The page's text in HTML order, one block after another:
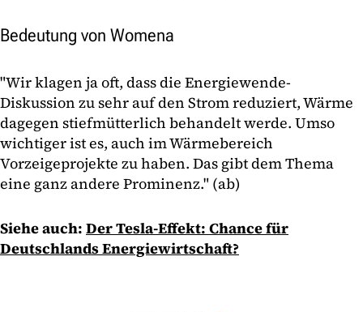
Bedeutung von Womena
"Wir klagen ja oft, dass die Energiewende-
Diskussion zu sehr auf den Strom reduziert, Wärme
dagegen stiefmütterlich behandelt werde. Umso
wichtiger ist es, auch im Wärmebereich
Vorzeigeprojekte zu haben. Das gibt dem Thema
eine ganz andere Prominenz." (ab)
Siehe auch: Der Tesla-Effekt: Chance für
Deutschlands Energiewirtschaft?